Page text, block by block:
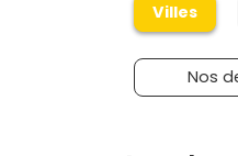
Villes
Nos